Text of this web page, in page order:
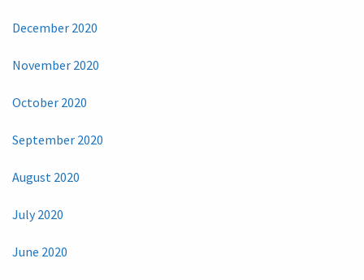
December 2020
November 2020
October 2020
September 2020
August 2020
July 2020
June 2020